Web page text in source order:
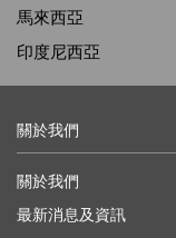
馬來西亞
印度尼西亞
關於我們
關於我們
最新消息及資訊